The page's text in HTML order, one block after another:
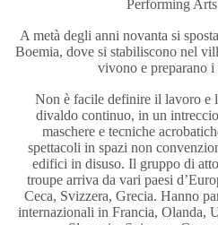
Performing
A metà degli anni novanta si
Boemia, dove si stabiliscono nel
vivono e preparano i
Non è facile definire il lavoro e
divaldo continuo, in un
maschere e tecniche
spettacoli in spazi non
edifici in disuso. Il gruppo di
troupe arriva da vari paesi
Ceca, Svizzera, Grecia. Hanno
internazionali in Francia, Olanda,